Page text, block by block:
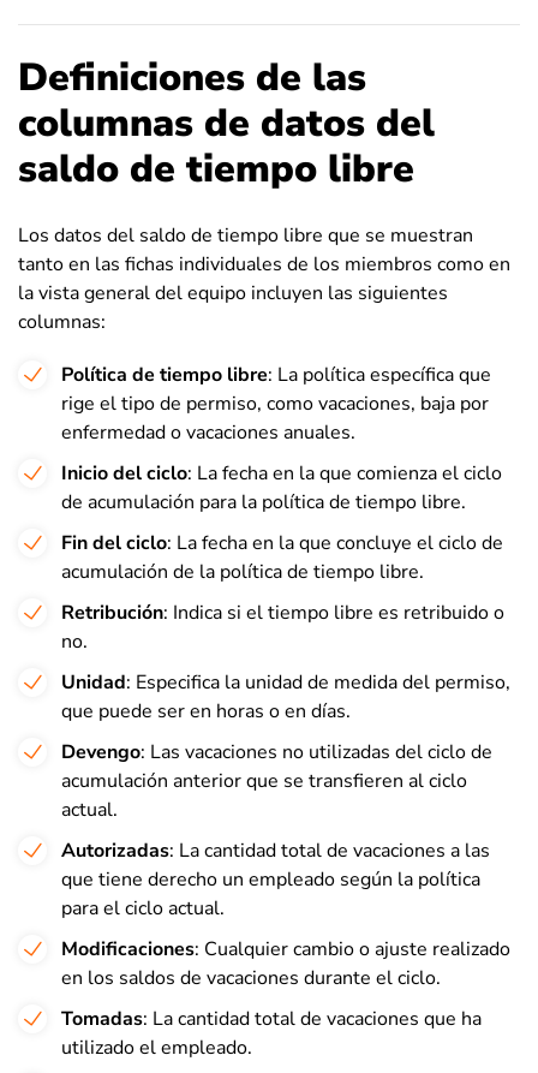
Definiciones de las
columnas de datos del
saldo de tiempo libre
Los datos del saldo de tiempo libre que se muestran
tanto en las fichas individuales de los miembros como en
la vista general del equipo incluyen las siguientes
columnas:
Política de tiempo libre: La política específica que
rige el tipo de permiso, como vacaciones, baja por
enfermedad o vacaciones anuales.
Inicio del ciclo: La fecha en la que comienza el ciclo
de acumulación para la política de tiempo libre.
Fin del ciclo: La fecha en la que concluye el ciclo de
acumulación de la política de tiempo libre.
Retribución: Indica si el tiempo libre es retribuido o
no.
Unidad: Especifica la unidad de medida del permiso,
que puede ser en horas o en días.
Devengo: Las vacaciones no utilizadas del ciclo de
acumulación anterior que se transfieren al ciclo
actual.
Autorizadas: La cantidad total de vacaciones a las
que tiene derecho un empleado según la política
para el ciclo actual.
Modificaciones: Cualquier cambio o ajuste realizado
en los saldos de vacaciones durante el ciclo.
Tomadas: La cantidad total de vacaciones que ha
utilizado el empleado.